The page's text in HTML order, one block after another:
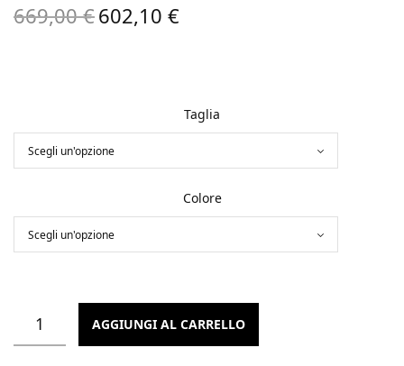
669,00€ Il prezzo
602,10€
Taglia
Colore
AGGIUNGI AL CARRELLO